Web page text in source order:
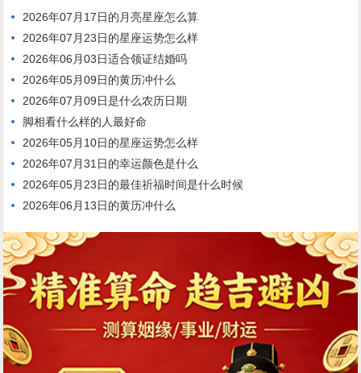
2026年07月17日的月亮星座怎么算
2026年07月23日的星座运势怎么样
2026年06月03日适合领证结婚吗
2026年05月09日的黄历冲什么
2026年07月09日是什么农历日期
脚相看什么样的人最好命
2026年05月10日的星座运势怎么样
2026年07月31日的幸运颜色是什么
2026年05月23日的最佳祈福时间是什么时候
2026年06月13日的黄历冲什么